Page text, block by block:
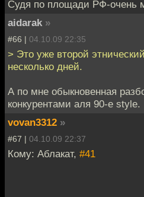
Судя по площади РФ-очень
aidarak »
#66 | 04.10.09 22:35
> Это уже второй
несколько дней.
А по мне обыкновенная
конкурентами аля 90-е style.
vovan3312 »
#67 | 04.10.09 22:37
Кому: Аблакат, #41